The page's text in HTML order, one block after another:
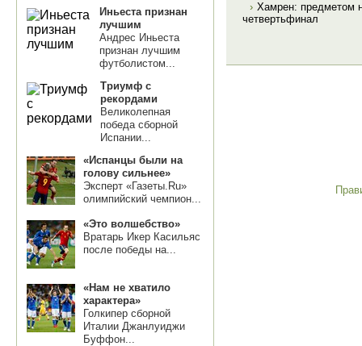
Иньеста признан
лучшим
Андрес Иньеста
признан лучшим
футболистом...
Триумф с
рекордами
Великолепная
победа сборной
Испании...
«Испанцы были на
голову сильнее»
Эксперт «Газеты.Ru»
олимпийский чемпион...
«Это волшебство»
Вратарь Икер Касильяс
после победы на...
«Нам не хватило
характера»
Голкипер сборной
Италии Джанлуиджи
Буффон...
› Хамрен: предметом
четвертьфинал